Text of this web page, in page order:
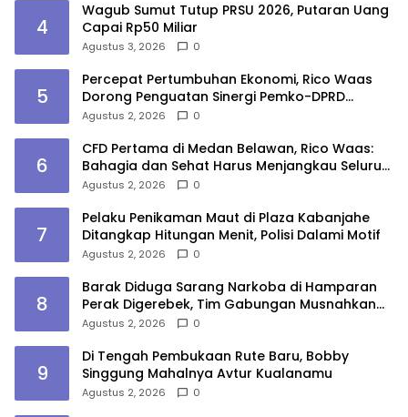
4
Wagub Sumut Tutup PRSU 2026, Putaran Uang
Capai Rp50 Miliar
Agustus 3, 2026 0
5
Percepat Pertumbuhan Ekonomi, Rico Waas
Dorong Penguatan Sinergi Pemko-DPRD
Medan
Agustus 2, 2026 0
6
CFD Pertama di Medan Belawan, Rico Waas:
Bahagia dan Sehat Harus Menjangkau Seluruh
Sudut Kota Medan
Agustus 2, 2026 0
7
Pelaku Penikaman Maut di Plaza Kabanjahe
Ditangkap Hitungan Menit, Polisi Dalami Motif
Agustus 2, 2026 0
8
Barak Diduga Sarang Narkoba di Hamparan
Perak Digerebek, Tim Gabungan Musnahkan
Lokasi
Agustus 2, 2026 0
9
Di Tengah Pembukaan Rute Baru, Bobby
Singgung Mahalnya Avtur Kualanamu
Agustus 2, 2026 0